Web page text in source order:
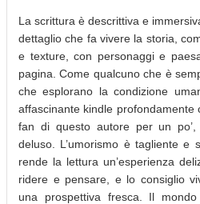
La scrittura è descrittiva e
dettaglio che fa vivere la storia,
e texture, con personaggi e
pagina. Come qualcuno che è
che esplorano la condizione
affascinante kindle profondamente
fan di questo autore per un
deluso. L’umorismo è tagliente e
rende la lettura un’esperienza
ridere e pensare, e lo consiglio
una prospettiva fresca. Il